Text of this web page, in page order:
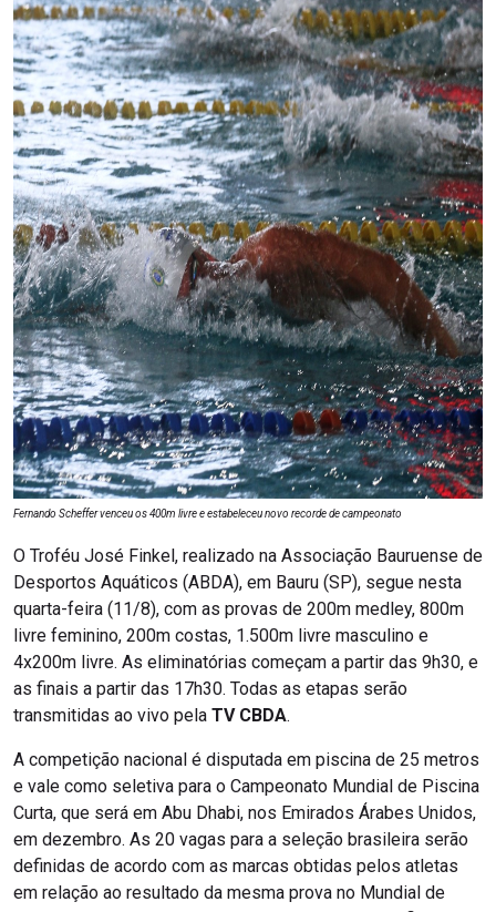
Fernando Scheffer venceu os 400m livre e estabeleceu novo recorde de campeonato
O Troféu José Finkel, realizado na Associação Bauruense de
Desportos Aquáticos (ABDA), em Bauru (SP), segue nesta
quarta-feira (11/8), com as provas de 200m medley, 800m
livre feminino, 200m costas, 1.500m livre masculino e
4x200m livre. As eliminatórias começam a partir das 9h30, e
as finais a partir das 17h30. Todas as etapas serão
transmitidas ao vivo pela TV CBDA.
A competição nacional é disputada em piscina de 25 metros
e vale como seletiva para o Campeonato Mundial de Piscina
Curta, que será em Abu Dhabi, nos Emirados Árabes Unidos,
em dezembro. As 20 vagas para a seleção brasileira serão
definidas de acordo com as marcas obtidas pelos atletas
em relação ao resultado da mesma prova no Mundial de